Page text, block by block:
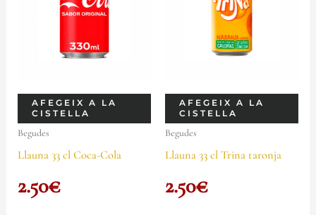
AFEGEIX A LA
CISTELLA
Begudes
Llauna 33 cl Coca-Cola
2.50€
AFEGEIX A LA
CISTELLA
Begudes
Llauna 33 cl Trina taronja
2.50€